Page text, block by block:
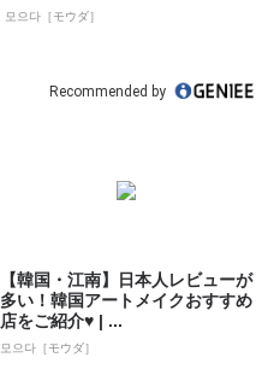
모으다［モウダ］
Recommended by
【韓国・江南】日本人レビューが
多い！韓国アートメイクおすすめ
店をご紹介♥ | ...
모으다［モウダ］